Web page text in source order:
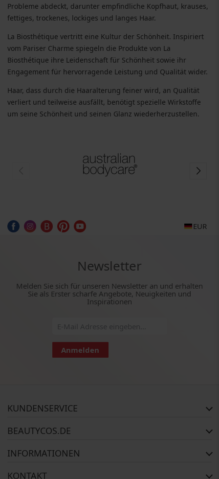
Probleme abdeckt, darunter empfindliche Kopfhaut, krauses,
fettiges, trockenes, lockiges und langes Haar.
La Biosthétique vertritt eine Kultur der Schönheit. Inspiriert
vom Pariser Charme spiegeln die Produkte von La
Biosthétique ihre Leidenschaft für Schönheit sowie ihr
Engagement für hervorragende Leistung und Qualität wider.
Haar, dass durch die Haaralterung feiner wird, an Qualität
verliert und teilweise ausfällt, benötigt spezielle Wirkstoffe
um seine Schönheit und seinen Glanz wiederherzustellen.
EUR
Newsletter
Melden Sie sich für unseren Newsletter an und erhalten
Sie als Erster scharfe Angebote, Neuigkeiten und
Inspirationen
Anmelden
KUNDENSERVICE
Reklamationsrecht
BEAUTYCOS.DE
INFORMATIONEN
KONTAKT